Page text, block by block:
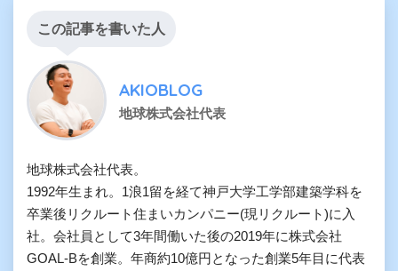
この記事を書いた人
AKIOBLOG
地球株式会社代表
地球株式会社代表。
1992年生まれ。1浪1留を経て神戸大学工学部建築学科を
卒業後リクルート住まいカンパニー(現リクルート)に入
社。会社員として3年間働いた後の2019年に株式会社
GOAL-Bを創業。年商約10億円となった創業5年目に代表